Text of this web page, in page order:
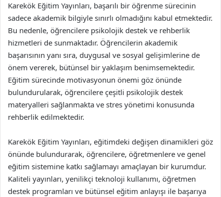
Karekök Eğitim Yayınları, başarılı bir öğrenme sürecinin
sadece akademik bilgiyle sınırlı olmadığını kabul etmektedir.
Bu nedenle, öğrencilere psikolojik destek ve rehberlik
hizmetleri de sunmaktadır. Öğrencilerin akademik
başarısının yanı sıra, duygusal ve sosyal gelişimlerine de
önem vererek, bütünsel bir yaklaşım benimsemektedir.
Eğitim sürecinde motivasyonun önemi göz önünde
bulundurularak, öğrencilere çeşitli psikolojik destek
materyalleri sağlanmakta ve stres yönetimi konusunda
rehberlik edilmektedir.
Karekök Eğitim Yayınları, eğitimdeki değişen dinamikleri göz
önünde bulundurarak, öğrencilere, öğretmenlere ve genel
eğitim sistemine katkı sağlamayı amaçlayan bir kurumdur.
Kaliteli yayınları, yenilikçi teknoloji kullanımı, öğretmen
destek programları ve bütünsel eğitim anlayışı ile başarıya